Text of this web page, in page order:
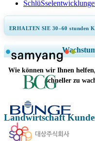
ERHALTEN SIE 30–60stunden
Regionale und
Unternehmensprofile,
Wie können wir Ihnen
schneller zu
Landwirtschaft